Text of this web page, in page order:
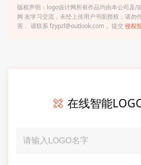
版权声明：logo设计网所有作品均由本公司及/
网 友学习交流，未经上传用户书面授权，请勿
害， 请联系 fzypzl@outlook.com， 提交 侵权
在线智能